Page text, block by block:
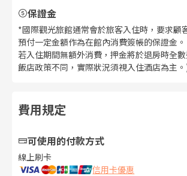
保證金
*國際觀光旅館通常會於旅客入住時，要求顧
預付一定金額作為在館內消費簽帳的保證金。
若入住期間無額外消費，押金將於退房時全
飯店政策不同，實際狀況須視入住酒店為主
費用規定
可使用的付款方式
線上刷卡
信用卡優惠